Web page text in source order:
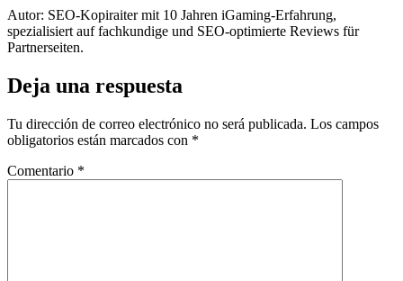
Autor: SEO-Kopiraiter mit 10 Jahren iGaming-Erfahrung,
spezialisiert auf fachkundige und SEO-optimierte Reviews für
Partnerseiten.
Deja una respuesta
Tu dirección de correo electrónico no será publicada. Los campos
obligatorios están marcados con *
Comentario *